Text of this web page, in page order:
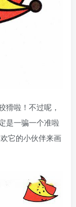
猾啦！不过呢，
是一骗一个准啦
它的小伙伴来画